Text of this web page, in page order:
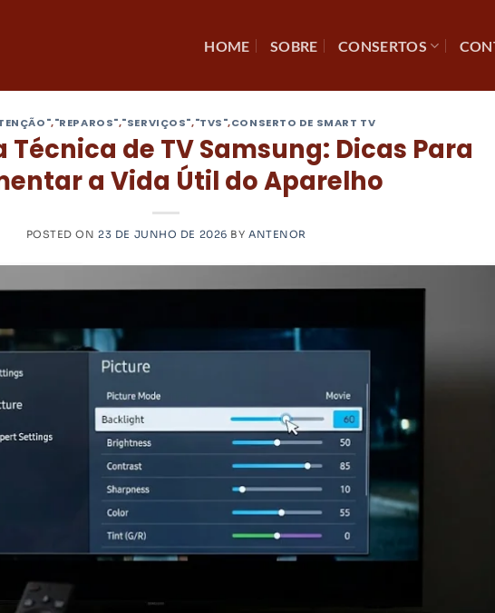
HOME SOBRE CONSERTOS
,"REPAROS","SERVIÇOS","TVS",CONSERTO DE SMART TV
de TV Samsung: Dicas Para
a Vida Útil do Aparelho
POSTED ON23 DE JUNHO DE 2026 BYANTENOR